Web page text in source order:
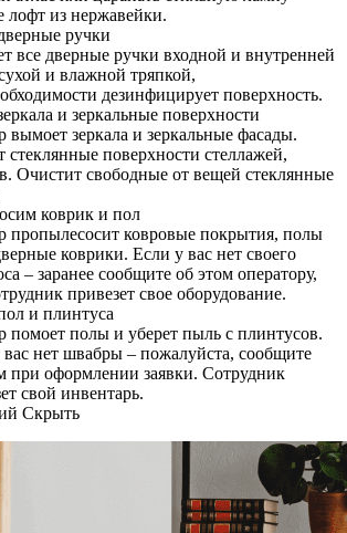
лофт из нержавейки.
ручки
все дверные ручки входной и внутренней
и влажной тряпкой,
дезинфицирует поверхность.
и зеркальные поверхности
вымоет зеркала и зеркальные фасады.
стеклянные поверхности стеллажей,
Очистит свободные от вещей стеклянные
коврик и пол
пропылесосит ковровые покрытия, полы
коврики. Если у вас нет своего
– заранее сообщите об этом оператору,
привезет свое оборудование.
и плинтуса
помоет полы и уберет пыль с плинтусов.
нет швабры – пожалуйста, сообщите
при оформлении заявки. Сотрудник
свой инвентарь.
Скрыть